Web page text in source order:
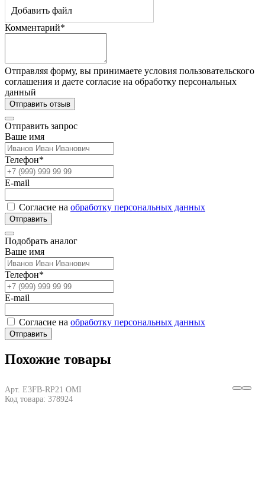
Добавить файл
Комментарий*
Отправляя форму, вы принимаете условия пользовательского
соглашения и даете согласие на обработку персональных
данный
Отправить отзыв
Отправить запрос
Ваше имя
Телефон*
E-mail
Согласие на обработку персональных данных
Отправить
Подобрать аналог
Ваше имя
Телефон*
E-mail
Согласие на обработку персональных данных
Отправить
Похожие товары
Арт. E3FB-RP21 OMI
Код товара: 378924